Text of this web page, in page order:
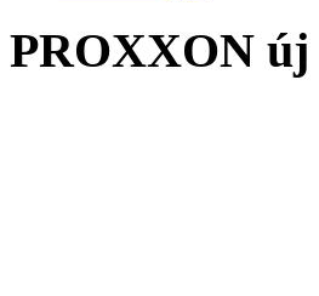
PROXXON új